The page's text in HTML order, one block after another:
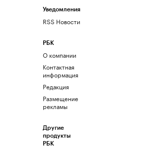
Уведомления
RSS Новости
РБК
О компании
Контактная
информация
Редакция
Размещение
рекламы
Другие
продукты
РБК